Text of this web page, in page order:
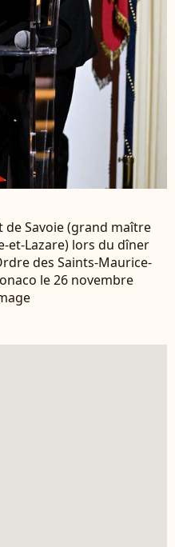
de Savoie (grand maître
et-Lazare) lors du dîner
des Saints-Maurice-
le 26 novembre